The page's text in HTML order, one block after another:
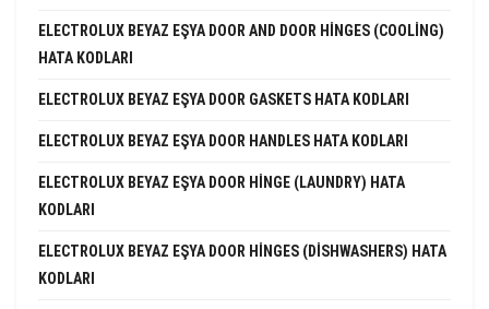
ELECTROLUX BEYAZ EŞYA DOOR AND DOOR HINGES (COOLING)
HATA KODLARI
ELECTROLUX BEYAZ EŞYA DOOR GASKETS HATA KODLARI
ELECTROLUX BEYAZ EŞYA DOOR HANDLES HATA KODLARI
ELECTROLUX BEYAZ EŞYA DOOR HINGE (LAUNDRY) HATA
KODLARI
ELECTROLUX BEYAZ EŞYA DOOR HINGES (DISHWASHERS) HATA
KODLARI